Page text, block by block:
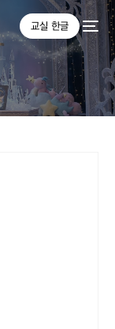
교실 한글